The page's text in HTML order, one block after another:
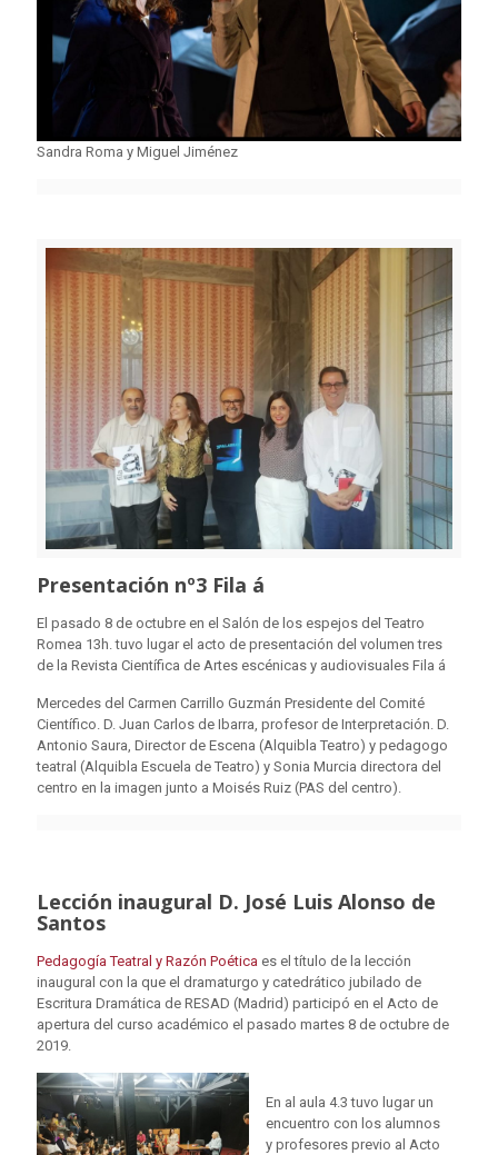
Sandra Roma y Miguel Jiménez
Presentación nº3 Fila á
El pasado 8 de octubre en el Salón de los espejos del Teatro
Romea 13h. tuvo lugar el acto de presentación del volumen tres
de la Revista Científica de Artes escénicas y audiovisuales Fila á
Mercedes del Carmen Carrillo Guzmán Presidente del Comité
Científico. D. Juan Carlos de Ibarra, profesor de Interpretación. D.
Antonio Saura, Director de Escena (Alquibla Teatro) y pedagogo
teatral (Alquibla Escuela de Teatro) y Sonia Murcia directora del
centro en la imagen junto a Moisés Ruiz (PAS del centro).
Lección inaugural D. José Luis Alonso de
Santos
Pedagogía Teatral y Razón Poética es el título de la lección
inaugural con la que el dramaturgo y catedrático jubilado de
Escritura Dramática de RESAD (Madrid) participó en el Acto de
apertura del curso académico el pasado martes 8 de octubre de
2019.
En al aula 4.3 tuvo lugar un
encuentro con los alumnos
y profesores previo al Acto